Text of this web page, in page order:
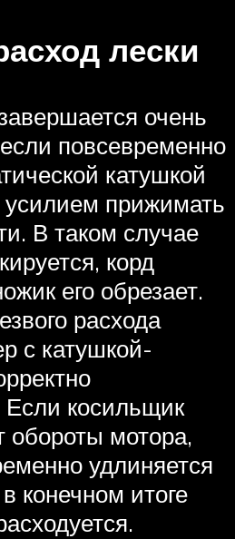
лески
очень
повсевременно
катушкой
прижимать
В таком случае
корд
его обрезает.
расхода
с катушкой-
Если косильщик
обороты мотора,
удлиняется
конечном итоге